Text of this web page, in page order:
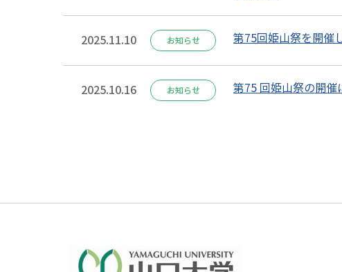
2025.11.10 お知らせ 第75回姫山祭を開催
2025.10.16 お知らせ 第75 回姫山祭の開催